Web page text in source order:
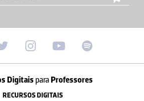
Digitais paraProfessores
RECURSOS DIGITAIS